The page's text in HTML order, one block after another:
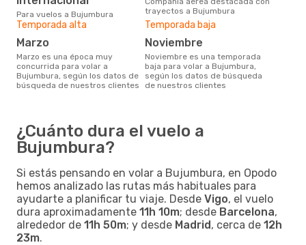
Para vuelos a Bujumbura
trayectos a Bujumbura
Temporada alta
marzo
marzo es una época muy
concurrida para volar a
Bujumbura, según los datos de
búsqueda de nuestros clientes
Temporada baja
noviembre
noviembre es una temporada
baja para volar a Bujumbura,
según los datos de búsqueda
de nuestros clientes
¿Cuánto dura el vuelo a
Bujumbura?
Si estás pensando en volar a Bujumbura, en Opodo
hemos analizado las rutas más habituales para
ayudarte a planificar tu viaje. Desde Vigo, el vuelo
dura aproximadamente 11h 10m; desde Barcelona,
alrededor de 11h 50m; y desde Madrid, cerca de 12h
23m.